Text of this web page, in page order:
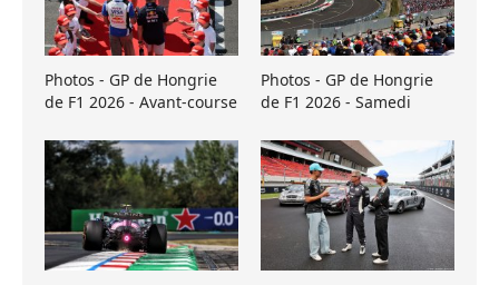
Photos - GP de Hongrie
de F1 2026 - Avant-course
Photos - GP de Hongrie
de F1 2026 - Samedi